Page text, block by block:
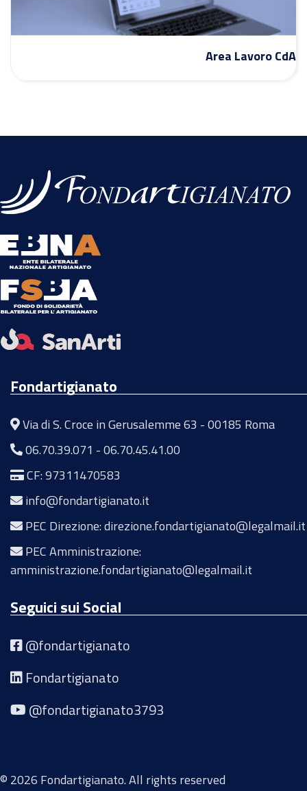
Area Lavoro CdA
Fondartigianato
Via di S. Croce in Gerusalemme 63 - 00185 Roma
06.70.39.071 -06.70.45.41.00
CF: 97311470583
info@fondartigianato.it
PEC Direzione: direzione.fondartigianato@legalmail.it
PEC Amministrazione:
amministrazione.fondartigianato@legalmail.it
Seguici sui Social
@fondartigianato
Fondartigianato
@fondartigianato3793
© 2026 Fondartigianato. All rights reserved